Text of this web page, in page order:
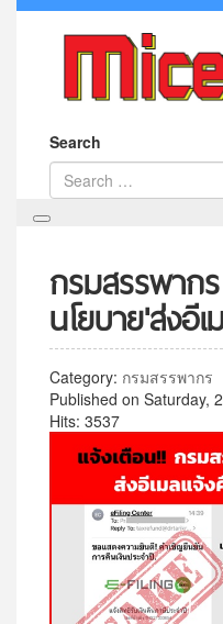
Search
กรมสรรพาก
นโยบาย'ส่งอี
Category: กรมสรรพากร
Published on Saturday,
Hits: 3537